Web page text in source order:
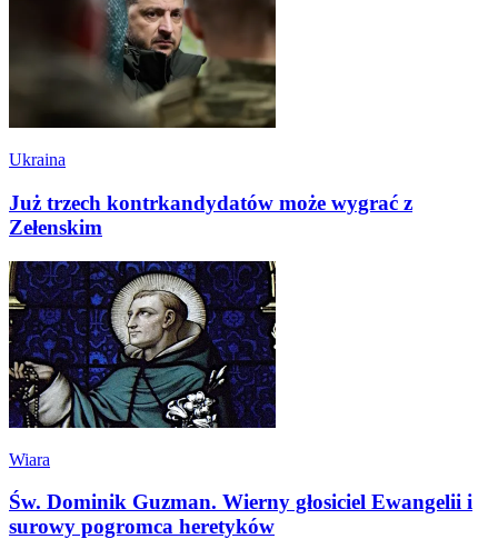
Ukraina
Już trzech kontrkandydatów może wygrać z
Zełenskim
Wiara
Św. Dominik Guzman. Wierny głosiciel Ewangelii i
surowy pogromca heretyków